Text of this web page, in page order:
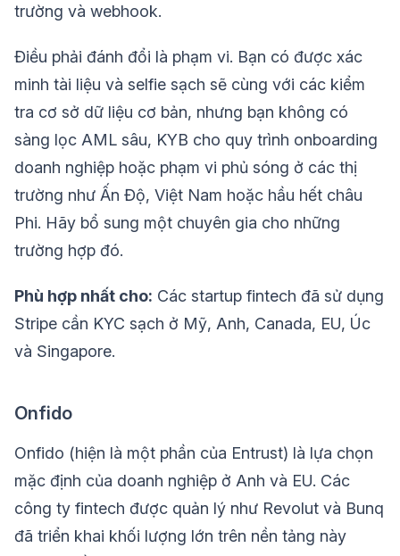
trường và webhook.
Điều phải đánh đổi là phạm vi. Bạn có được xác
minh tài liệu và selfie sạch sẽ cùng với các kiểm
tra cơ sở dữ liệu cơ bản, nhưng bạn không có
sàng lọc AML sâu, KYB cho quy trình onboarding
doanh nghiệp hoặc phạm vi phủ sóng ở các thị
trường như Ấn Độ, Việt Nam hoặc hầu hết châu
Phi. Hãy bổ sung một chuyên gia cho những
trường hợp đó.
Phù hợp nhất cho: Các startup fintech đã sử dụng
Stripe cần KYC sạch ở Mỹ, Anh, Canada, EU, Úc
và Singapore.
Onfido
Onfido (hiện là một phần của Entrust) là lựa chọn
mặc định của doanh nghiệp ở Anh và EU. Các
công ty fintech được quản lý như Revolut và Bunq
đã triển khai khối lượng lớn trên nền tảng này